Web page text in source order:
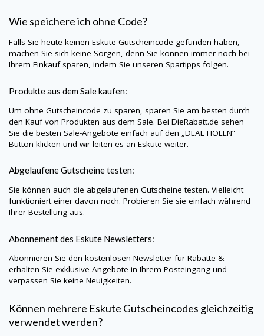
Wie speichere ich ohne Code?
Falls Sie heute keinen Eskute Gutscheincode gefunden haben,
machen Sie sich keine Sorgen, denn Sie können immer noch bei
Ihrem Einkauf sparen, indem Sie unseren Spartipps folgen.
Produkte aus dem Sale kaufen:
Um ohne Gutscheincode zu sparen, sparen Sie am besten durch
den Kauf von Produkten aus dem Sale. Bei DieRabatt.de sehen
Sie die besten Sale-Angebote einfach auf den „DEAL HOLEN“
Button klicken und wir leiten es an Eskute weiter.
Abgelaufene Gutscheine testen:
Sie können auch die abgelaufenen Gutscheine testen. Vielleicht
funktioniert einer davon noch. Probieren Sie sie einfach während
Ihrer Bestellung aus.
Abonnement des Eskute Newsletters:
Abonnieren Sie den kostenlosen Newsletter für Rabatte &
erhalten Sie exklusive Angebote in Ihrem Posteingang und
verpassen Sie keine Neuigkeiten.
Können mehrere Eskute Gutscheincodes gleichzeitig
verwendet werden?